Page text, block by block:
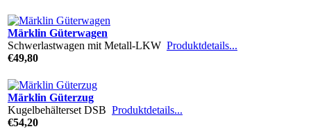
Märklin Güterwagen
Schwerlastwagen mit Metall-LKW Produktdetails...
€49,80
Märklin Güterzug
Kugelbehälterset DSB Produktdetails...
€54,20